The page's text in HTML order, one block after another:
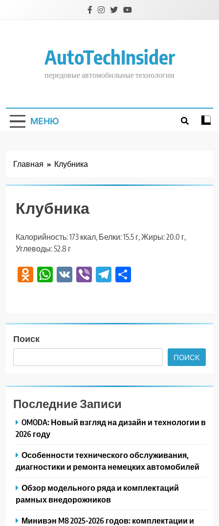
AutoTechInsider
передовые автомобильные технологии
МЕНЮ
Главная Клубника
Клубника
Калорийность: 173 ккал, Белки: 15.5 г, Жиры: 20.0 г,
Углеводы: 52.8 г
Odnoklassniki
WhatsApp
VK ViberTelegram
Поиск
ПОИСК
Последние Записи
OMODA: Новый взгляд на дизайн и технологии в
2026 году
Особенности технического обслуживания,
диагностики и ремонта немецких автомобилей
Обзор модельного ряда и комплектаций
рамных внедорожников
Минивэн M8 2025-2026 годов: комплектации и